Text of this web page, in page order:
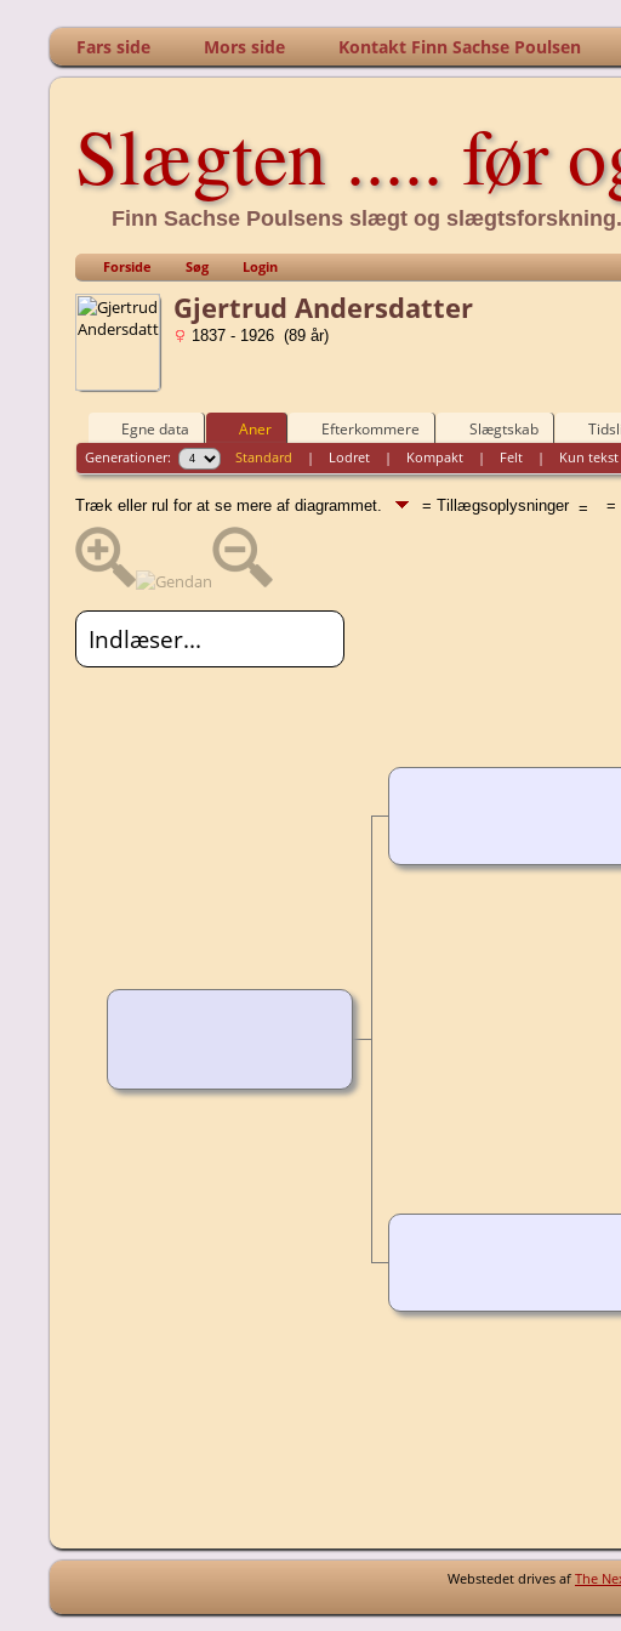
Fars side Mors side Kontakt Finn Sachse Poulsen
Slægten ..... før
Finn Sachse Poulsens slægt og slægtsforskning.
Forside Søg Login
Gjertrud Andersdatter
1837 - 1926 (89 år)
Egne data Aner Efterkommere Slægtskab
Generationer: Standard | Lodret | Kompakt | Felt | Kun tekst
Træk eller rul for at se mere af diagrammet. = Tillægsoplysninger =
Indlæser...
Webstedet drives af The